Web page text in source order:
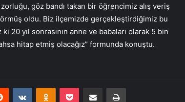
zorluğu, göz bandı takan bir öğrencimiz alış veriş
oldu. Biz ilçemizde gerçekleştirdiğimiz bu
20 yıl sonrasının anne ve babaları olarak 5 bin
hitap etmiş olacağız” formunda konuştu.
Reddit VKontakteOdnoklassniki
Pocket E-Posta ile paylaş Yazdır